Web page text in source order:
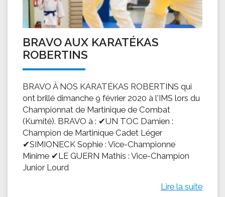
BRAVO AUX KARATÉKAS
ROBERTINS
BRAVO À NOS KARATÉKAS ROBERTINS qui
ont brillé dimanche 9 février 2020 à l'IMS lors du
Championnat de Martinique de Combat
(Kumité). BRAVO à : ✔UN TOC Damien :
Champion de Martinique Cadet Léger
✔SIMIONECK Sophie : Vice-Championne
Minime ✔LE GUERN Mathis : Vice-Champion
Junior Lourd
Lire la suite